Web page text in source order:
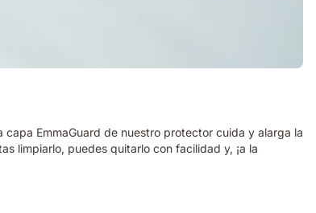
EmmaGuard de nuestro protector cuida y alarga la
limpiarlo, puedes quitarlo con facilidad y, ¡a la